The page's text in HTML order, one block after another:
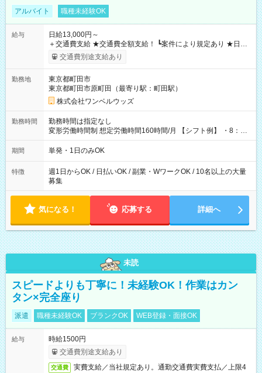
アルバイト 職種未経験OK
給与
日給13,000円～
＋交通費支給 ★交通費全額支給！ ┗案件により規定あり ★日払
いOK！（規定あり） ┗働いたその日に現金GET♪ お仕事後はコ
ンビニATMから 日払い分を引き落とせます！ 【試用期間】試
交通費別途支給あり
勤務地
東京都町田市
東京都町田市原町田（最寄り駅：町田駅）
株式会社ワンベルウッズ
勤務時間
勤務時間は指定なし
変形労働時間制 想定労働時間160時間/月 【シフト例】 ・8：00
～21：00
期間 単発・1日のみOK
特徴
週1日からOK / 日払いOK / 副業・WワークOK / 10名以上の大量
募集
気になる！ 応募する 詳細へ
未読
スピードよりも丁寧に！未経験OK！作業はカン
タン×完全座り
派遣 職種未経験OK ブランクOK WEB登録・面接OK
給与
時給1500円
交通費別途支給あり
交通費
実費支給／当社規定あり。通勤交通費実費支払／上限4